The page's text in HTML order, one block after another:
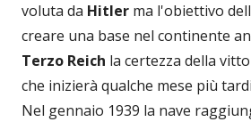
voluta da Hitler ma l'obiettivo
creare una base nel continente
Terzo Reich la certezza della
che inizierà qualche mese più
Nel gennaio 1939 la nave